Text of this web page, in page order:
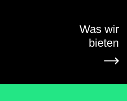
Was wir
bieten